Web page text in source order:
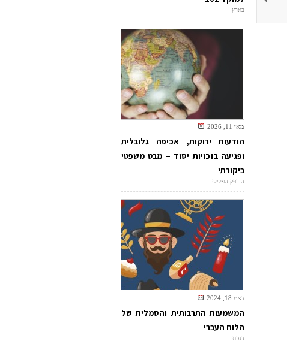
בארץ
מאי 11, 2026
הודעות ירוקות, אכיפה גלובלית
ופגיעה בזכויות יסוד – מבט משפטי
ביקורתי
הדופק הפלילי
דצמ 18, 2024
המשמעות התרבותית והסמלית של
הלוח העברי
דעות